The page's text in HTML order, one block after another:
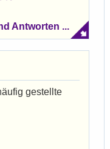
Antworten ...
gestellte